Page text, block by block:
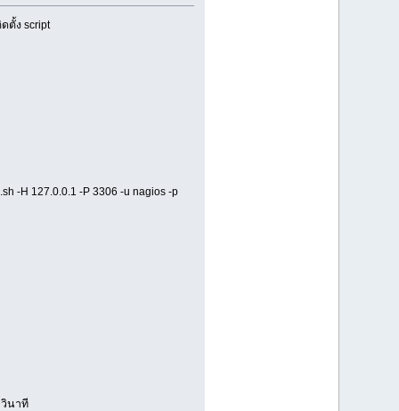
ตั้ง script
-H 127.0.0.1 -P 3306 -u nagios -p
วินาที